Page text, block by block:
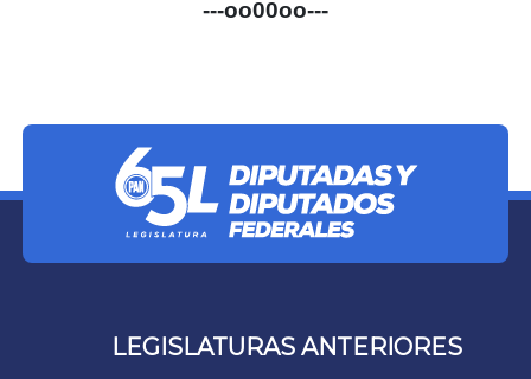
---oo00oo---
LEGISLATURAS ANTERIORES